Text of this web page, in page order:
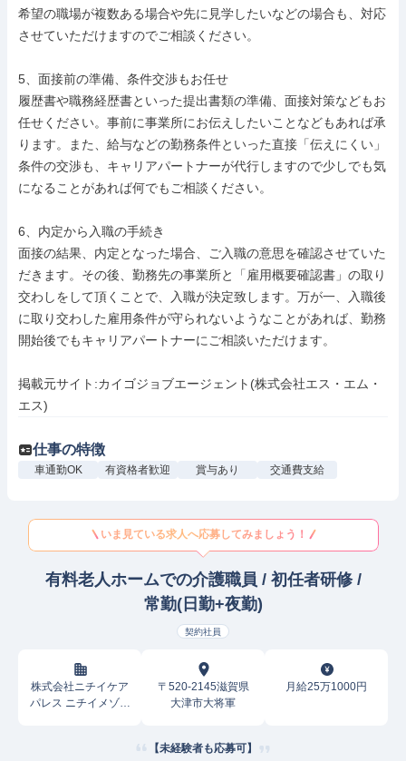
希望の職場が複数ある場合や先に見学したいなどの場合も、対応
させていただけますのでご相談ください。
5、面接前の準備、条件交渉もお任せ
履歴書や職務経歴書といった提出書類の準備、面接対策などもお
任せください。事前に事業所にお伝えしたいことなどもあれば承
ります。また、給与などの勤務条件といった直接「伝えにくい」
条件の交渉も、キャリアパートナーが代行しますので少しでも気
になることがあれば何でもご相談ください。
6、内定から入職の手続き
面接の結果、内定となった場合、ご入職の意思を確認させていた
だきます。その後、勤務先の事業所と「雇用概要確認書」の取り
交わしをして頂くことで、入職が決定致します。万が一、入職後
に取り交わした雇用条件が守られないようなことがあれば、勤務
開始後でもキャリアパートナーにご相談いただけます。
掲載元サイト:カイゴジョブエージェント(株式会社エス・エム・
エス)
仕事の特徴
車通勤OK 有資格者歓迎 賞与あり 交通費支給
いま見ている求人へ応募してみましょう！
有料老人ホームでの介護職員 / 初任者研修 /
常勤(日勤+夜勤)
契約社員
株式会社ニチイケア
パレス ニチイメゾン
〒520-2145滋賀県
大津市大将軍
月給25万1000円
【未経験者も応募可】